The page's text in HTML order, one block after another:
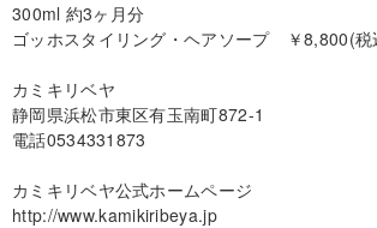
300ml 約3ヶ月分
ゴッホスタイリング・ヘアソープ ￥8,800(税
カミキリベヤ
静岡県浜松市東区有玉南町872-1
電話0534331873
カミキリベヤ公式ホームページ
http://www.kamikiribeya.jp